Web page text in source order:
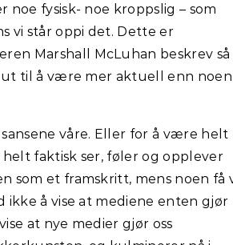
fysisk- noe kroppslig – som
vi står oppi det. Dette er
Marshall McLuhan beskrev så
ut til å være mer aktuell enn noen
våre. Eller for å være helt
helt faktisk ser, føler og opplever
som et framskritt, mens noen få
å vise at mediene enten gjør
at nye medier gjør oss